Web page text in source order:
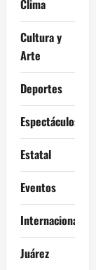
Clima
Cultura y
Arte
Deportes
Espectáculos
Estatal
Eventos
Internacional
Juárez